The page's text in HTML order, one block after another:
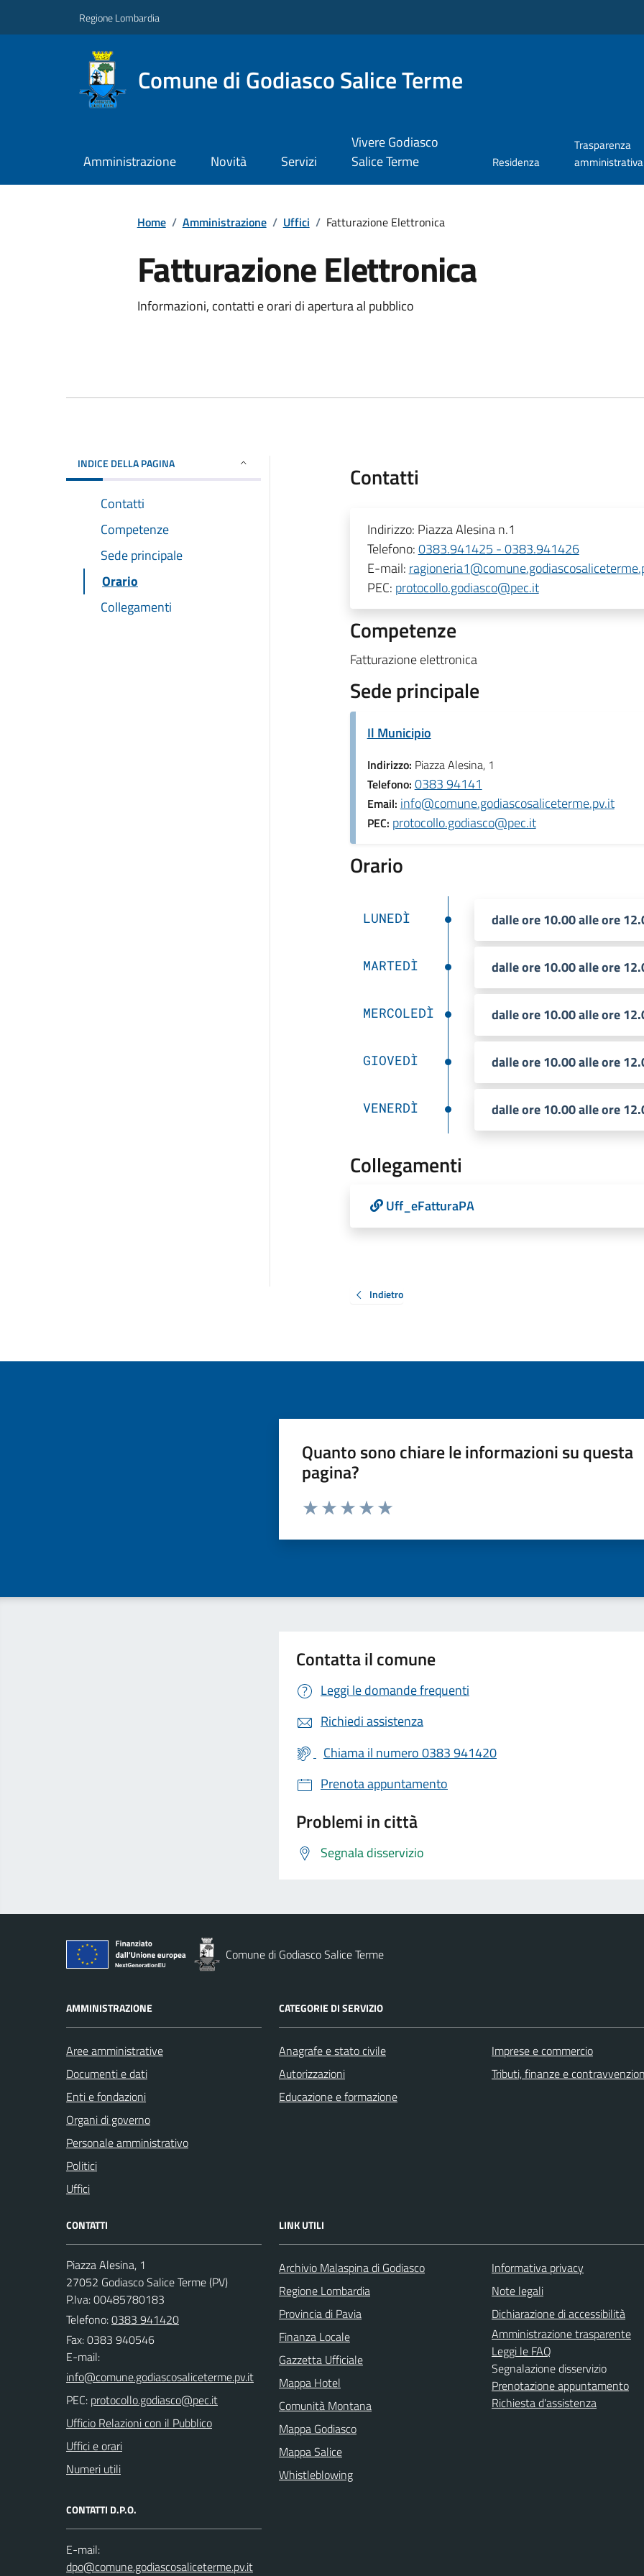
Regione Lombardia
Comune di Godiasco Salice Terme
Amministrazione Novità Servizi
Vivere Godiasco
Salice Terme
Residenza
Trasparenza
amministrativa
Home / Amministrazione / Uffici / Fatturazione Elettronica
Fatturazione Elettronica
Informazioni, contatti e orari di apertura al pubblico
INDICE DELLA PAGINA
Contatti
Competenze
Sede principale
Orario
Collegamenti
Contatti
Indirizzo: Piazza Alesina n.1
Telefono:0383.941425 - 0383.941426
E-mail:
PEC: protocollo.godiasco@pec.it
Competenze
Fatturazione elettronica
Sede principale
Il Municipio
Indirizzo: Piazza Alesina, 1
Telefono: 0383 94141
Email: info@comune.godiascosaliceterme.pv.it
PEC: protocollo.godiasco@pec.it
Orario
LUNEDÌ dalle ore 10.00 alle ore
MARTEDÌ dalle ore 10.00 alle ore
MERCOLEDÌ dalle ore 10.00 alle ore
GIOVEDÌ dalle ore 10.00 alle ore
VENERDÌ dalle ore 10.00 alle ore
Collegamenti
Uff_eFatturaPA
Indietro
Quanto sono chiare le informazioni su questa
pagina?
Valuta da 1 a 5 stelle la pagina
Contatta il comune
Leggi le domande frequenti
Richiedi assistenza
Chiama il numero 0383 941420
Prenota appuntamento
Problemi in città
Segnala disservizio
Comune di Godiasco Salice Terme
AMMINISTRAZIONE
Aree amministrative
Documenti e dati
Enti e fondazioni
Organi di governo
Personale amministrativo
Politici
Uffici
CATEGORIE DI SERVIZIO
Anagrafe e stato civile
Autorizzazioni
Educazione e formazione
Imprese e commercio
Tributi, finanze e
CONTATTI
Piazza Alesina, 1
27052 Godiasco Salice Terme (PV)
P.Iva: 00485780183
Telefono:0383 941420
Fax: 0383 940546
E-mail:
PEC:
Ufficio Relazioni con il Pubblico
Uffici e orari
Numeri utili
CONTATTI D.P.O.
E-mail:
LINK UTILI
Archivio Malaspina di Godiasco
Regione Lombardia
Provincia di Pavia
Finanza Locale
Gazzetta Ufficiale
Mappa Hotel
Comunità Montana
Mappa Godiasco
Mappa Salice
Whistleblowing
Informativa privacy
Note legali
Dichiarazione di accessibilità
Amministrazione trasparente
Leggi le FAQ
Segnalazione disservizio
Prenotazione appuntamento
Richiesta d'assistenza